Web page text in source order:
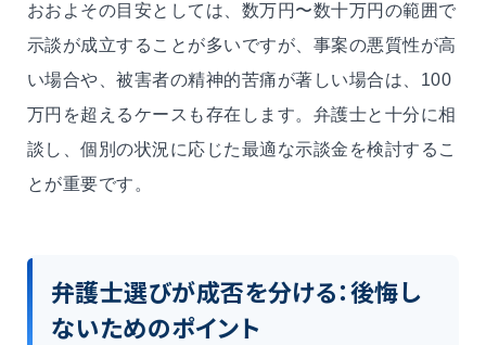
おおよその目安としては、数万円〜数十万円の範囲で
示談が成立することが多いですが、事案の悪質性が高
い場合や、被害者の精神的苦痛が著しい場合は、100
万円を超えるケースも存在します。弁護士と十分に相
談し、個別の状況に応じた最適な示談金を検討するこ
とが重要です。
弁護士選びが成否を分ける：後悔し
ないためのポイント